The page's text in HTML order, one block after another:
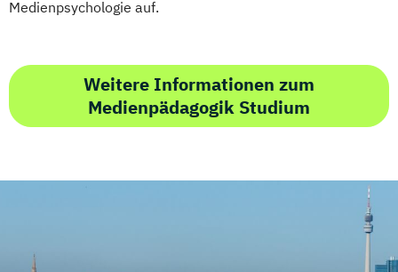
Medienpsychologie auf.
Weitere Informationen zum
Medienpädagogik Studium